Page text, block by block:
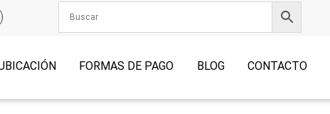
FORMAS DE PAGO BLOG CONTACTO